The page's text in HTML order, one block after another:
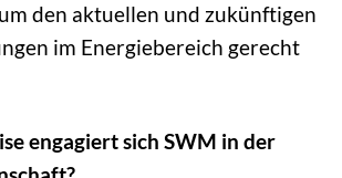
den aktuellen und zukünftigen
im Energiebereich gerecht
engagiert sich SWM in der